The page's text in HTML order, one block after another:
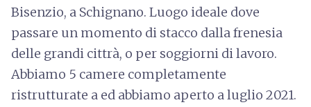
Bisenzio, a Schignano. Luogo ideale dove
passare un momento di stacco dalla frenesia
delle grandi cittrà, o per soggiorni di lavoro.
Abbiamo 5 camere completamente
ristrutturate a ed abbiamo aperto a luglio 2021.